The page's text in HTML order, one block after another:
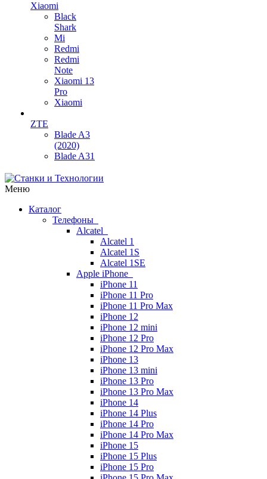
Xiaomi
Black
Shark
Mi
Redmi
Redmi
Note
Xiaomi 13
Pro
Xiaomi
ZTE
Blade A3
(2020)
Blade A31
Меню
Каталог
Телефоны
Alcatel
Alcatel 1
Alcatel 1S
Alcatel 1SE
Apple iPhone
iPhone 11
iPhone 11 Pro
iPhone 11 Pro Max
iPhone 12
iPhone 12 mini
iPhone 12 Pro
iPhone 12 Pro Max
iPhone 13
iPhone 13 mini
iPhone 13 Pro
iPhone 13 Pro Max
iPhone 14
iPhone 14 Plus
iPhone 14 Pro
iPhone 14 Pro Max
iPhone 15
iPhone 15 Plus
iPhone 15 Pro